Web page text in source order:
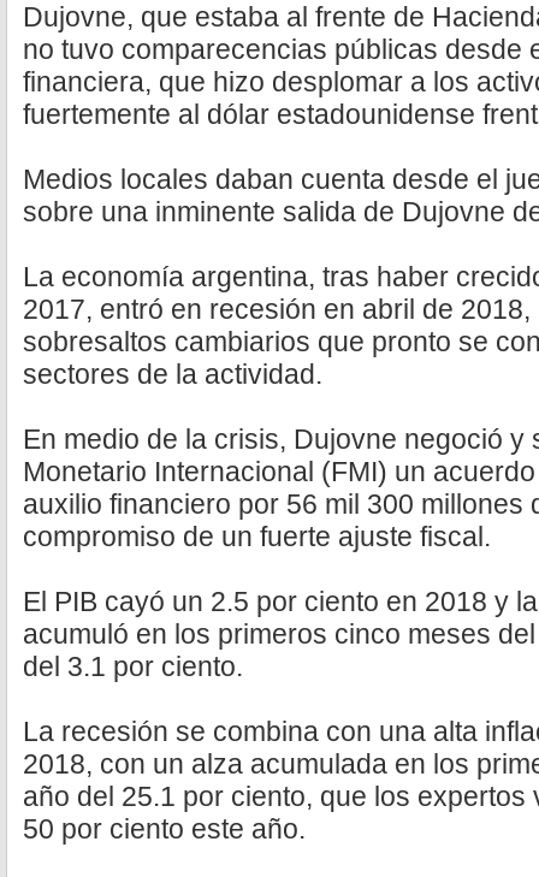
Dujovne, que estaba al frente de
no tuvo comparecencias públicas desde
financiera, que hizo desplomar a los
fuertemente al dólar estadounidense
Medios locales daban cuenta desde el
sobre una inminente salida de Dujovne
La economía argentina, tras haber
2017, entró en recesión en abril de
sobresaltos cambiarios que pronto se
sectores de la actividad.
En medio de la crisis, Dujovne negoció y
Monetario Internacional (FMI) un
auxilio financiero por 56 mil 300 millones
compromiso de un fuerte ajuste fiscal.
El PIB cayó un 2.5 por ciento en 2018 y
acumuló en los primeros cinco meses
del 3.1 por ciento.
La recesión se combina con una alta
2018, con un alza acumulada en los
año del 25.1 por ciento, que los
50 por ciento este año.